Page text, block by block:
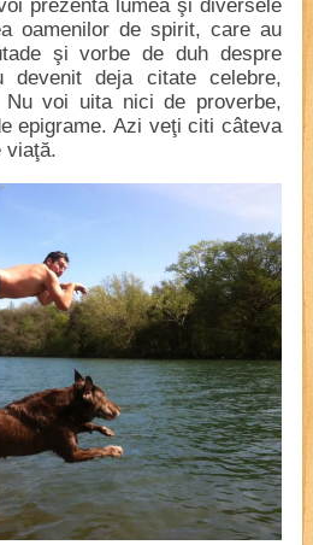
prezenta lumea şi diversele
oamenilor de spirit, care au
şi vorbe de duh despre
devenit deja citate celebre,
voi uita nici de proverbe,
epigrame. Azi veţi citi câteva
viaţă.